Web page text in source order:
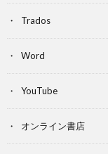
Trados
Word
YouTube
オンライン書店